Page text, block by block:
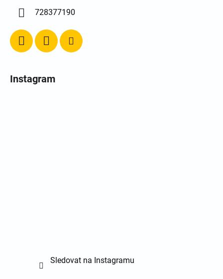
728377190
Instagram
Sledovat na Instagramu